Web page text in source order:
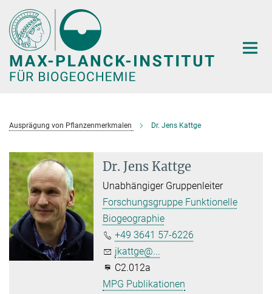
Hauptinhalt
Ausprägung von Pflanzenmerkmalen Dr. Jens Kattge
Dr. Jens Kattge
Unabhängiger Gruppenleiter
Forschungsgruppe Funktionelle
Biogeographie
+49 3641 57-6226
jkattge@...
C2.012a
MPG Publikationen